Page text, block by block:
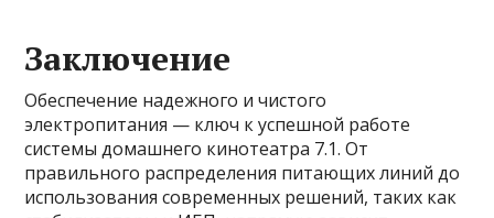
Заключение
Обеспечение надежного и чистого
электропитания — ключ к успешной работе
системы домашнего кинотеатра 7.1. От
правильного распределения питающих линий до
использования современных решений, таких как